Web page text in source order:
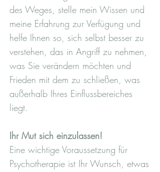
des Weges, stelle mein Wissen und
meine Erfahrung zur Verfügung und
helfe Ihnen so, sich selbst besser zu
verstehen, das in Angriff zu nehmen,
was Sie verändern möchten und
Frieden mit dem zu schließen, was
außerhalb Ihres Einflussbereiches
liegt.
Ihr Mut sich einzulassen!
Eine wichtige Voraussetzung für
Psychotherapie ist Ihr Wunsch, etwas